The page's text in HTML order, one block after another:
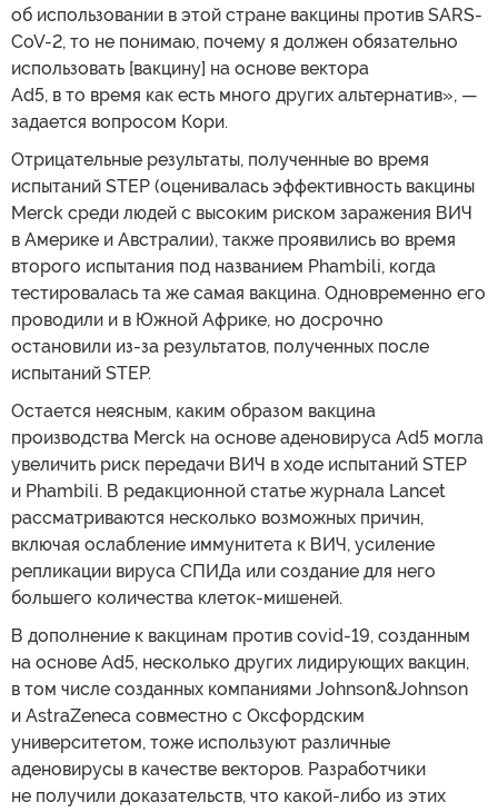
об использовании в этой стране вакцины против SARS-
CoV-2, то не понимаю, почему я должен обязательно
использовать [вакцину] на основе вектора
Ad5, в то время как есть много других альтернатив», —
задается вопросом Кори.
Отрицательные результаты, полученные во время
испытаний STEP (оценивалась эффективность вакцины
Merck среди людей с высоким риском заражения ВИЧ
в Америке и Австралии), также проявились во время
второго испытания под названием Phambili, когда
тестировалась та же самая вакцина. Одновременно его
проводили и в Южной Африке, но досрочно
остановили из-за результатов, полученных после
испытаний STEP.
Остается неясным, каким образом вакцина
производства Merck на основе аденовируса Ad5 могла
увеличить риск передачи ВИЧ в ходе испытаний STEP
и Phambili. В редакционной статье журнала Lancet
рассматриваются несколько возможных причин,
включая ослабление иммунитета к ВИЧ, усиление
репликации вируса СПИДа или создание для него
большего количества клеток-мишеней.
В дополнение к вакцинам против covid-19, созданным
на основе Ad5, несколько других лидирующих вакцин,
в том числе созданных компаниями Johnson&Johnson
и AstraZeneca совместно с Оксфордским
университетом, тоже используют различные
аденовирусы в качестве векторов. Разработчики
не получили доказательств, что какой-либо из этих